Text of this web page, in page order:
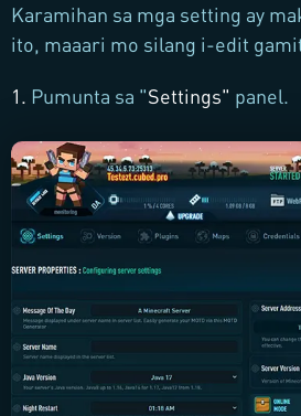
Karamihan sa mga setting ay
ito, maaari mo silang i-edit
1. Pumunta sa "Settings" panel.